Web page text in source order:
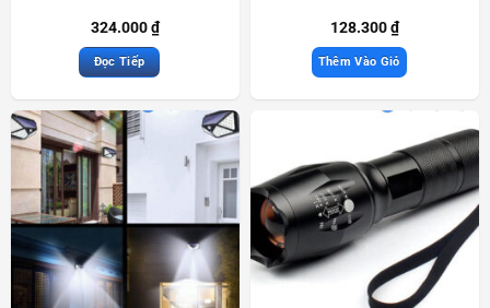
324.000₫
Đọc Tiếp
128.300₫
Thêm Vào Giỏ